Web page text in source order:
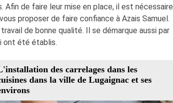
de faire leur mise en place, il est nécessaire
proposer de faire confiance à Azais Samuel.
de bonne qualité. Il se démarque aussi par
ont été établis.
des carrelages dans les
dans la ville de Lugaignac et ses